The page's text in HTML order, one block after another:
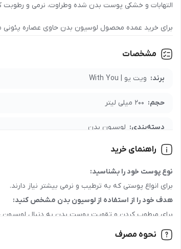
التهابات و خشکی پوست بدن شده وطراوت، نرمی و رطوبت
برای خرید عمده محصول لوسیون بدن حاوی عصاره پئونی
جهت دریافت نمایندگی و پخش محصول
شرایط همکاری و تأمین محصولات را دریافت کنید.
مشخصات
برند: ویت یو | With You
حجم: 200 میلی لیتر
دسته‌بندی: لوسیون بدن
مدت نگهداری: 36 ماه
جنسیت: عمومی
رده سنی: جوان , بزرگسال
راهنمای خرید
نوع پوست خود را بشناسید:
برای انواع پوستی که به ترطیب و نرمی بیشتر نیاز دارند.
هدف خود را از استفاده از لوسیون بدن مشخص کنید:
برای مرطوب کردن و تقویت پوست بدن به دنبال لوسیون
مواد تشکیل دهنده را بررسی کنید:
به دنبال لوسیون با عصاره های گیاهی، روغن های
نحوه مصرف